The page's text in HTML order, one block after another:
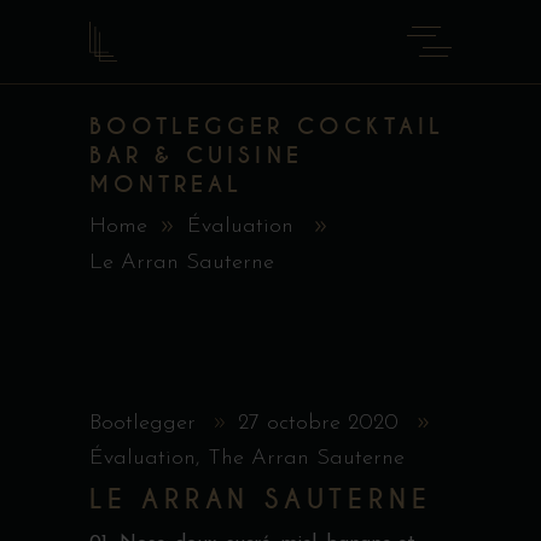
BOOTLEGGER COCKTAIL
BAR & CUISINE
MONTREAL
Home
Évaluation
Le Arran Sauterne
Bootlegger
27 octobre 2020
Évaluation, The Arran Sauterne
LE ARRAN SAUTERNE